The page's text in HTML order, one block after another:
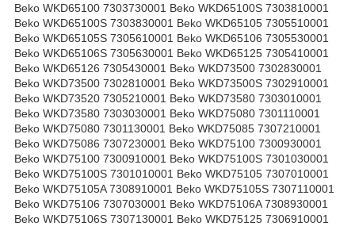
Beko WKD65100 7303730001 Beko WKD65100S 7303810001
Beko WKD65100S 7303830001 Beko WKD65105 7305510001
Beko WKD65105S 7305610001 Beko WKD65106 7305530001
Beko WKD65106S 7305630001 Beko WKD65125 7305410001
Beko WKD65126 7305430001 Beko WKD73500 7302830001
Beko WKD73500 7302810001 Beko WKD73500S 7302910001
Beko WKD73520 7305210001 Beko WKD73580 7303010001
Beko WKD73580 7303030001 Beko WKD75080 7301110001
Beko WKD75080 7301130001 Beko WKD75085 7307210001
Beko WKD75086 7307230001 Beko WKD75100 7300930001
Beko WKD75100 7300910001 Beko WKD75100S 7301030001
Beko WKD75100S 7301010001 Beko WKD75105 7307010001
Beko WKD75105A 7308910001 Beko WKD75105S 7307110001
Beko WKD75106 7307030001 Beko WKD75106A 7308930001
Beko WKD75106S 7307130001 Beko WKD75125 7306910001